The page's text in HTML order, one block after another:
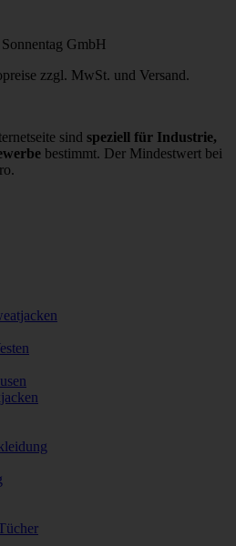
GmbH
zzgl. MwSt. und Versand.
sind speziell für Industrie,
bestimmt. Der Mindestwert bei